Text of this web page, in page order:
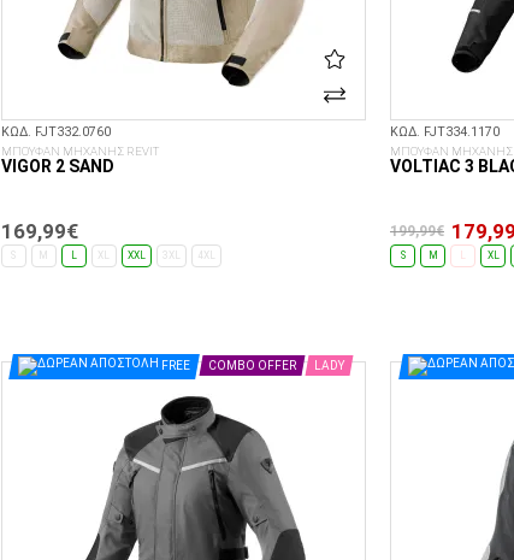
ΚΩΔ. FJT332.0760
ΜΠΟΥΦΑΝ ΜΗΧΑΝΗΣ REVIT
VIGOR 2 SAND
169,99€
S L XL XXL 3XL 4XL
ΚΩΔ. FJT334.1170
ΜΠΟΥΦΑΝ ΜΗΧΑΝΗΣ
VOLTIAC 3
199,99€
S M L XL
FREE COMBO OFFER LADY